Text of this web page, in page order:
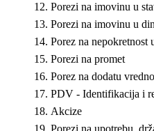
Porezi na imovinu u
Porezi na imovinu u
Porez na nepokretnost
Porezi na promet
Porez na dodatu
PDV - Identifikacija i
Akcize
Porezi na upotrebu,